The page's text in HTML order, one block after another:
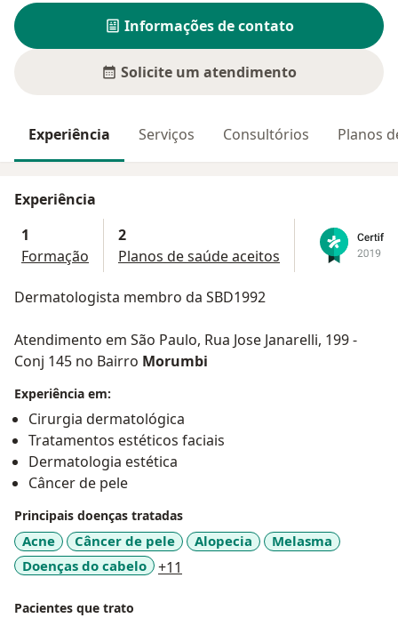
Informações de contato
Solicite um atendimento
Experiência Serviços Consultórios Planos
Experiência
1
Formação
2
Planos de saúde aceitos
Dermatologista membro da SBD1992
Atendimento em São Paulo, Rua Jose Janarelli, 199 -
Conj 145 no Bairro Morumbi
Experiência em:
Cirurgia dermatológica
Tratamentos estéticos faciais
Dermatologia estética
Câncer de pele
Principais doenças tratadas
Acne Câncer de pele Alopecia
Melasma
Doenças do cabelo
+11
Pacientes que trato